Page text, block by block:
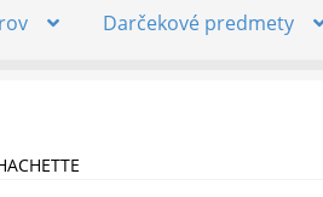
Darčekové predmety